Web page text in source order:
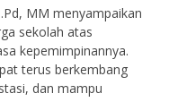
MM menyampaikan
sekolah atas
kepemimpinannya.
terus berkembang
dan mampu